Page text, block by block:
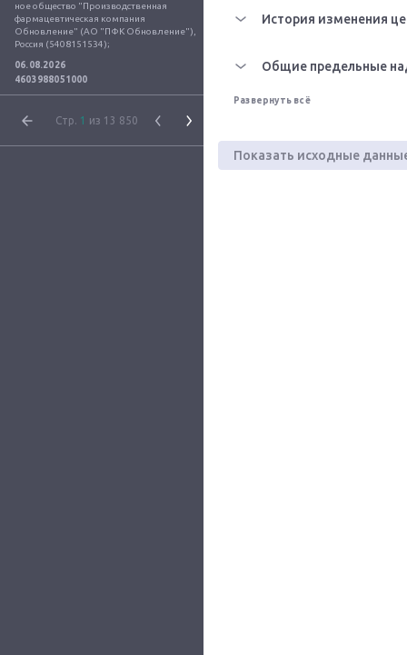
ное общество "Производственная
фармацевтическая компания
Обновление" (АО "ПФК Обновление"),
Россия (5408151534);
06.08.2026
4603988051000
Стр. 1 из 13 850
История изменения
Общие предельные
Развернуть всё
Показать исходные